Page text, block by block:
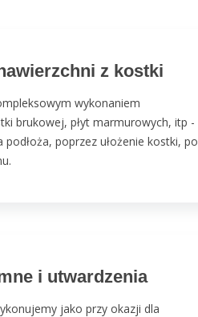
z kostki
wykonaniem
brukowej, płyt marmurowych, itp -
poprzez ułożenie kostki, po
i utwardzenia
jako przy okazji dla